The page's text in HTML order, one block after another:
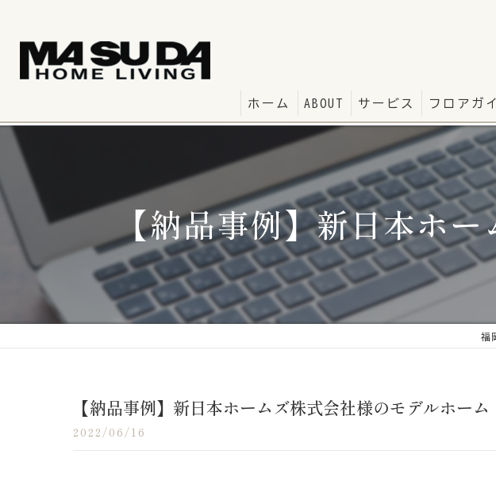
ホーム ABOUT サービス フロアガ
【納品事例】新日本ホ
福
【納品事例】新日本ホームズ株式会社様のモデルホーム
2022/06/16